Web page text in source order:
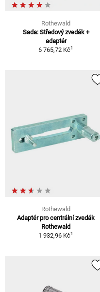
Rothewald
Sada: Středový zvedák +
adaptér
6 765,72 Kč1
Rothewald
Adaptér pro centrální zvedák
Rothewald
1 932,96 Kč1